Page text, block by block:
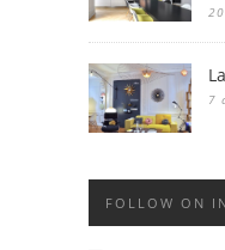
7
FOLLOW ON